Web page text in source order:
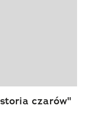
czarów"